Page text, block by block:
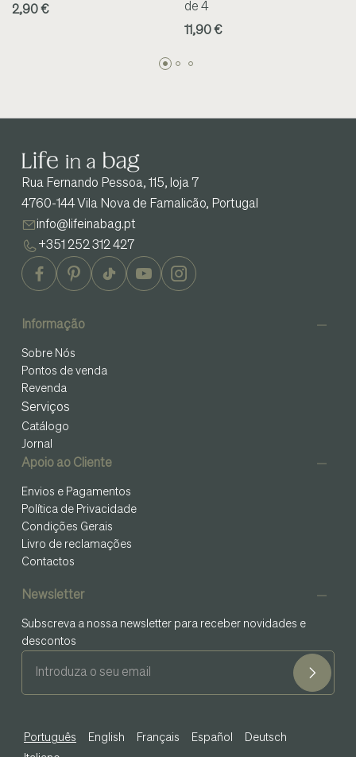
2,90 €
de 4
11,90 €
Rua Fernando Pessoa, 115, loja 7
4760-144 Vila Nova de Famalicão, Portugal
info@lifeinabag.pt
+351 252 312 427
Informação
Sobre Nós
Pontos de venda
Revenda
Serviços
Catálogo
Jornal
Apoio ao Cliente
Envios e Pagamentos
Política de Privacidade
Condições Gerais
Livro de reclamações
Contactos
Newsletter
Subscreva a nossa newsletter para receber novidades e
descontos
Português English Français Español
Deutsch